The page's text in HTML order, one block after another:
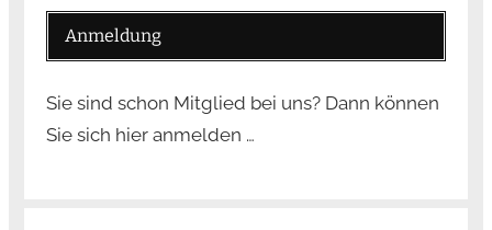
Anmeldung
Sie sind schon Mitglied bei uns? Dann können
Sie sich hier anmelden …